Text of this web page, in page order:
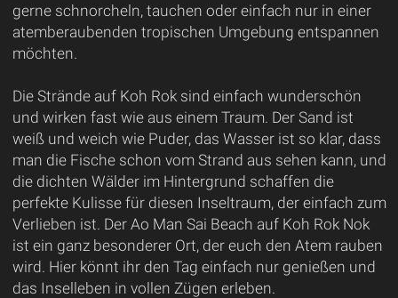
gerne schnorcheln, tauchen oder einfach nur in einer
atemberaubenden tropischen Umgebung entspannen
möchten.
Die Strände auf Koh Rok sind einfach wunderschön
und wirken fast wie aus einem Traum. Der Sand ist
weiß und weich wie Puder, das Wasser ist so klar, dass
man die Fische schon vom Strand aus sehen kann, und
die dichten Wälder im Hintergrund schaffen die
perfekte Kulisse für diesen Inseltraum, der einfach zum
Verlieben ist. Der Ao Man Sai Beach auf Koh Rok Nok
ist ein ganz besonderer Ort, der euch den Atem rauben
wird. Hier könnt ihr den Tag einfach nur genießen und
das Inselleben in vollen Zügen erleben.